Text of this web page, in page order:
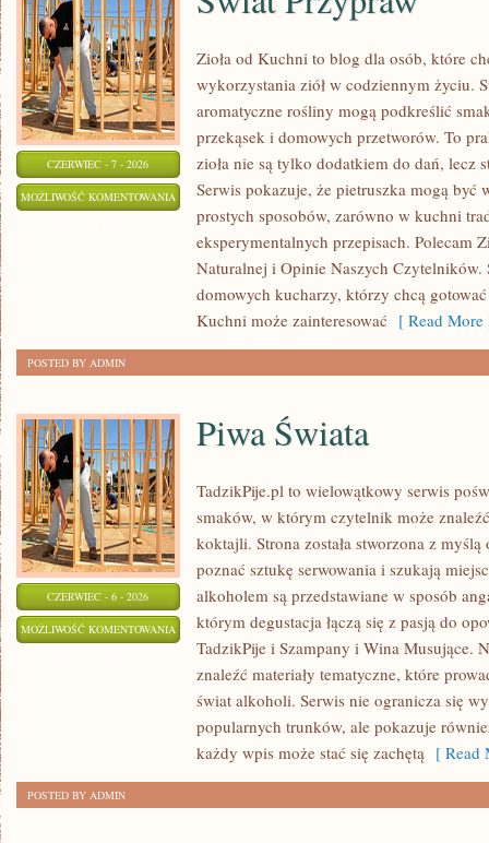
CZERWIEC - 7 - 2026
MOŻLIWOŚĆ KOMENTOWANIA ŚWIAT
PRZYPRAW
Zioła od Kuchni to blog dla osób, które
wykorzystania ziół w codziennym życiu.
aromatyczne rośliny mogą podkreślić
przekąsek i domowych przetworów. To
zioła nie są tylko dodatkiem do dań, lecz
Serwis pokazuje, że pietruszka mogą być
prostych sposobów, zarówno w kuchni
eksperymentalnych przepisach. Polecam
Naturalnej i Opinie Naszych Czytelników.
domowych kucharzy, którzy chcą
Kuchni może zainteresować [ Read More
POSTED BY ADMIN
CZERWIEC - 6 - 2026
MOŻLIWOŚĆ KOMENTOWANIA PIWA
ŚWIATA
Piwa Świata
TadzikPije.pl to wielowątkowy serwis
smaków, w którym czytelnik może
koktajli. Strona została stworzona z
poznać sztukę serwowania i szukają
alkoholem są przedstawiane w sposób
którym degustacja łączą się z pasją do
TadzikPije i Szampany i Wina Musujące.
znaleźć materiały tematyczne, które
świat alkoholi. Serwis nie ogranicza się
popularnych trunków, ale pokazuje
każdy wpis może stać się zachętą [ Read
POSTED BY ADMIN